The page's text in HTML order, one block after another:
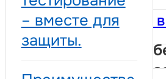
Преимущества
FAQ
– вместе для
защиты.